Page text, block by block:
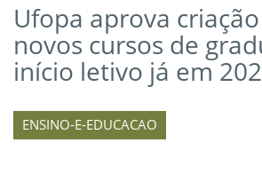
Ufopa aprova
novos cursos de
início letivo já em
ENSINO-E-EDUCACAO